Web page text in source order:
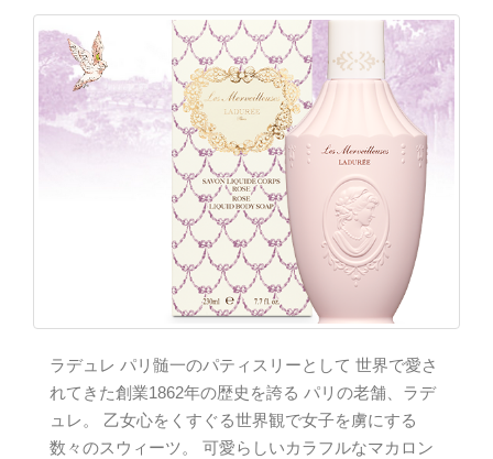
t
o
ラデュレ パリ髄一のパティスリーとして 世界で愛さ
れてきた創業1862年の歴史を誇る パリの老舗、ラデ
ュレ。 乙女心をくすぐる世界観で女子を虜にする
数々のスウィーツ。 可愛らしいカラフルなマカロン